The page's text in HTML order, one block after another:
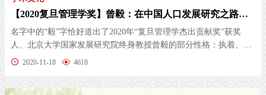
【2020复旦管理学奖】曾毅：在中国人口发展研究之路上不懈长行
名字中的“毅”字恰好道出了2020年“复旦管理学杰出贡献奖”获奖
人、北京大学国家发展研究院终身教授曾毅的部分性格：执着、勤
奋、有...
2020-11-18 4618